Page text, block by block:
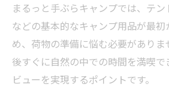
まるっと手ぶらキャンプでは、テ
などの基本的なキャンプ用品が最初
め、荷物の準備に悩む必要があり
後すぐに自然の中での時間を満喫
ビューを実現するポイントです。